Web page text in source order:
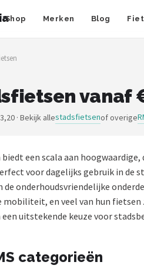
Shop Merken Blog
vanaf
· Bekijk allestadsfietsenof overige
biedt een scala aan
voor dagelijks gebruik in de
de onderhoudsvriendelijke
en veel van hun
een uitstekende keuze voor
categorieën